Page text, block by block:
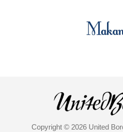
Copyright © 2026 United